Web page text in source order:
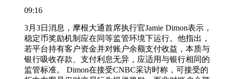
09:16
3月3日消息，摩根大通首席执行官Jamie Dimon表示，
稳定币奖励机制应在同等监管环境下运行。他指出，
若平台持有客户资金并对账户余额支付收益，本质与
银行吸收存款、支付利息无异，应适用与银行相同的
监管标准。 Dimon在接受CNBC采访时称，可接受的